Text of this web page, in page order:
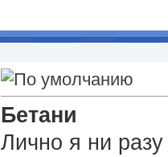
Бетани
Лично я ни